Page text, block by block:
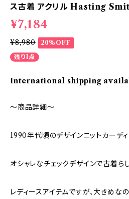
ス古着 アクリル Hasting
¥7,184
¥8,980
20%OFF
残り1点
International shipping
～商品詳細～
1990年代頃のデザインニットカーディ
オシャレなチェックデザインで古着ら
レディースアイテムですが、大きめな